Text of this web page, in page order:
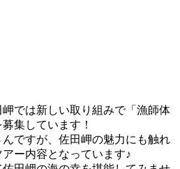
では新しい取り組みで「漁師体
集しています！
ですが、佐田岬の魅力にも触れ
ー内容となっています♪